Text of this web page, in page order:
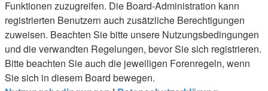
Funktionen zuzugreifen. Die Board-Administration kann
registrierten Benutzern auch zusätzliche Berechtigungen
zuweisen. Beachten Sie bitte unsere Nutzungsbedingungen
und die verwandten Regelungen, bevor Sie sich registrieren.
Bitte beachten Sie auch die jeweiligen Forenregeln, wenn
Sie sich in diesem Board bewegen.